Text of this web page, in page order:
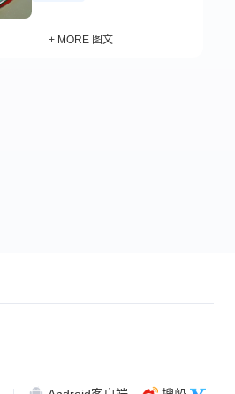
+ MORE 图文